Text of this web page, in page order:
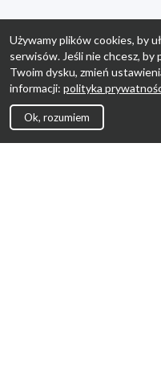
Używamy plików cookies, by
serwisów. Jeśli nie chcesz, by
Twoim dysku, zmień
informacji: polityka
Ok, rozumiem